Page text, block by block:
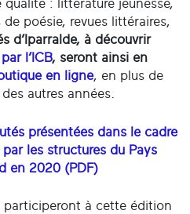
: littérature jeunesse,
poésie, revues littéraires,
d’Iparralde, à découvrir
l’ICB, seront ainsi en
en ligne, en plus de
autres années.
présentées dans le cadre
les structures du Pays
en 2020 (PDF)
participeront à cette édition